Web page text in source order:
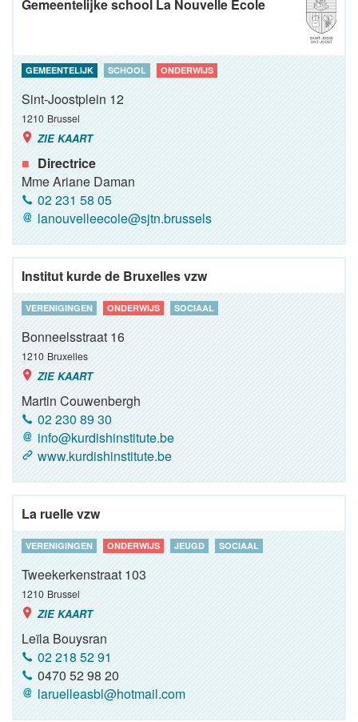
Gemeentelijke school La Nouvelle Ecole
GEMEENTELIJK SCHOOL ONDERWIJS
Sint-Joostplein 12
1210 Brussel
ZIE KAART
Directrice
Mme Ariane Daman
02 231 58 05
lanouvelleecole@sjtn.brussels
Institut kurde de Bruxelles vzw
VERENIGINGEN ONDERWIJS SOCIAAL
Bonneelsstraat 16
1210 Bruxelles
ZIE KAART
Martin Couwenbergh
02 230 89 30
info@kurdishinstitute.be
www.kurdishinstitute.be
La ruelle vzw
VERENIGINGEN ONDERWIJS JEUGD SOCIAAL
Tweekerkenstraat 103
1210 Brussel
ZIE KAART
Leïla Bouysran
02 218 52 91
0470 52 98 20
laruelleasbl@hotmail.com